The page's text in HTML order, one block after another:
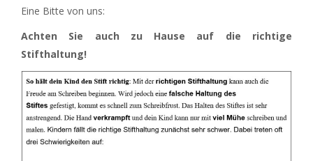
Eine Bitte von uns:
Achten Sie auch zu Hause auf die richtige
Stifthaltung!